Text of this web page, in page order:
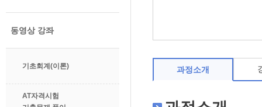
동영상 강좌
기초회계(이론)
AT자격시험
과정소개